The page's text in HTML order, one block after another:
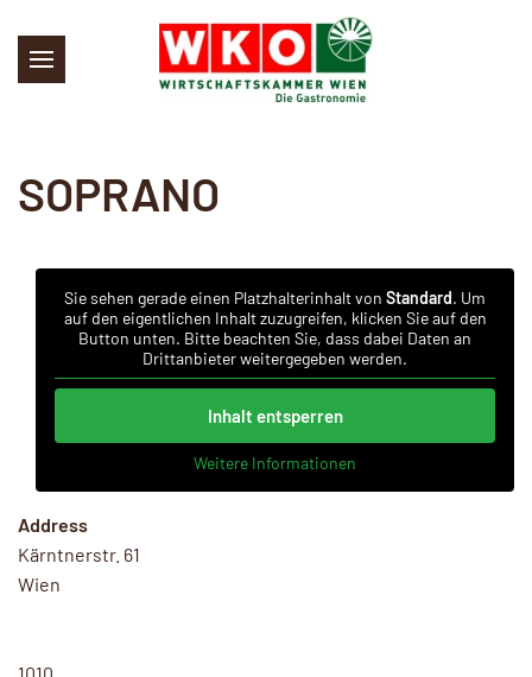
Skip to main content
SOPRANO
Sie sehen gerade einen Platzhalterinhalt von Standard. Um
auf den eigentlichen Inhalt zuzugreifen, klicken Sie auf den
Button unten. Bitte beachten Sie, dass dabei Daten an
Drittanbieter weitergegeben werden.
Inhalt entsperren
Weitere Informationen
Address
Kärntnerstr. 61
Wien